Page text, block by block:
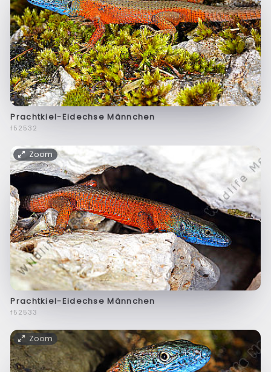
Prachtkiel-Eidechse Männchen
f52532
Zoom
Prachtkiel-Eidechse Männchen
f52533
Zoom